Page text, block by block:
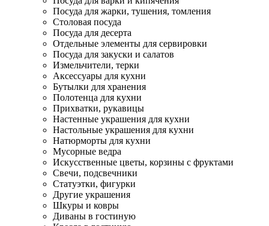
Посуда для жарки, тушения, томления
Столовая посуда
Посуда для десерта
Отдельные элементы для сервировки
Посуда для закуски и салатов
Измельчители, терки
Аксессуары для кухни
Бутылки для хранения
Полотенца для кухни
Прихватки, рукавицы
Настенные украшения для кухни
Настольные украшения для кухни
Натюрморты для кухни
Мусорные ведра
Искусственные цветы, корзины с фруктами
Свечи, подсвечники
Статуэтки, фигурки
Другие украшения
Шкуры и ковры
Диваны в гостиную